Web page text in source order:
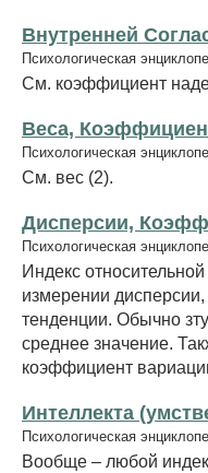
Внутренней
Психологическая
См. коэффициент
Веса,
Психологическая
См. вес (2).
Дисперсии,
Психологическая
Индекс
измерении
тенденции. Обычно
среднее значение.
коэффициент
Интеллекта
Психологическая
Вообще – любой